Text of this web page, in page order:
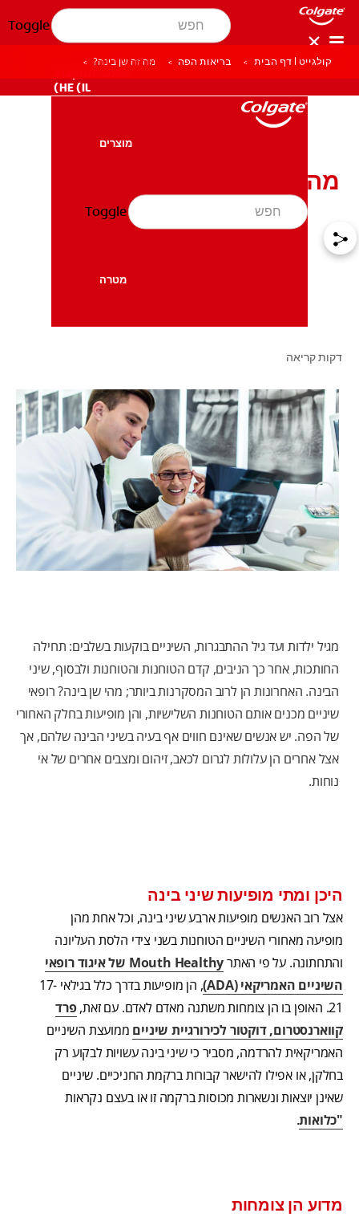
Toggle
לאנשי המקצוע
HE (IL)
HE (IL)
מוצרים
בריאות הפה
מטרה
Toggle
קולגייט | דף הבית בריאות הפה מה זה שן בינה?
מה זה שן בינה?
דקות קריאה
מגיל ילדות ועד גיל ההתבגרות, השיניים בוקעות בשלבים: תחילה
החותכות, אחר כך הניבים, קדם הטוחנות והטוחנות ולבסוף, שיני
הבינה. האחרונות הן לרוב המסקרנות ביותר; מהי שן בינה? רופאי
שיניים מכנים אותם הטוחנות השלישיות, והן מופיעות בחלק האחורי
של הפה. יש אנשים שאינם חווים אף בעיה בשיני הבינה שלהם, אך
אצל אחרים הן עלולות לגרום לכאב, זיהום ומצבים אחרים של אי
נוחות.
היכן ומתי מופיעות שיני בינה
אצל רוב האנשים מופיעות ארבע שיני בינה, וכל אחת מהן
מופיעה מאחורי השיניים הטוחנות בשני צידי הלסת העליונה
והתחתונה. על פי האתר
Mouth Healthy של איגוד רופאי
השיניים האמריקאי (ADA)
, הן מופיעות בדרך כלל בגילאי 17-
21. האופן בו הן צומחות משתנה מאדם לאדם. עם זאת,
פרד
קווארנסטרום, דוקטור לכירורגיית שיניים ממועצת השיניים
האמריקאית להרדמה, מסביר כי שיני בינה עשויות לבקוע רק
בחלקן, או אפילו להישאר קבורות ברקמת החניכיים. שיניים
שאינן יוצאות ונשארות מכוסות ברקמה זו או בעצם נקראות
"כלואות.
מדוע הן צומחות